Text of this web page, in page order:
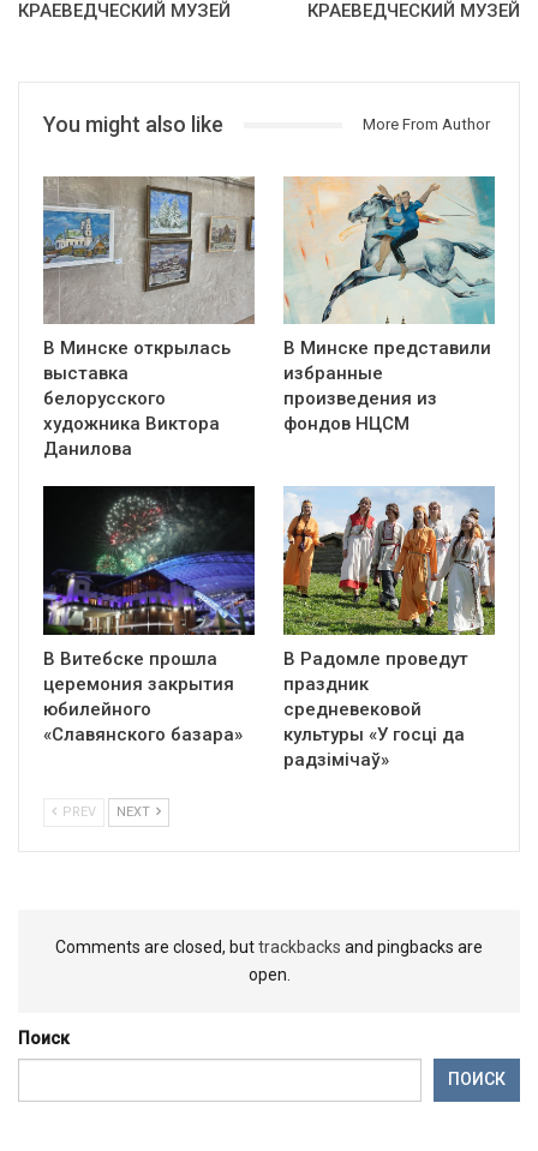
КРАЕВЕДЧЕСКИЙ МУЗЕЙ
КРАЕВЕДЧЕСКИЙ МУЗЕЙ
You might also like More From Author
В Минске открылась
выставка
белорусского
художника Виктора
Данилова
В Минске представили
избранные
произведения из
фондов НЦСМ
В Витебске прошла
церемония закрытия
юбилейного
«Славянского базара»
В Радомле проведут
праздник
средневековой
культуры «У госці да
радзімічаў»
PREV NEXT
Comments are closed, buttrackbacks and pingbacks are
open.
Поиск
ПОИСК